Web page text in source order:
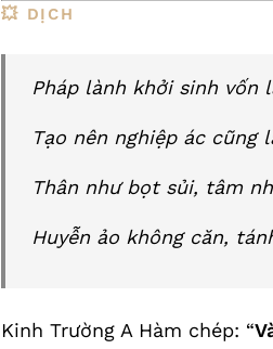
💥 DỊCH
Pháp lành khởi sinh vốn
Tạo nên nghiệp ác cũng
Thân như bọt sủi, tâm
Huyễn ảo không căn,
Kinh Trường A Hàm chép: “